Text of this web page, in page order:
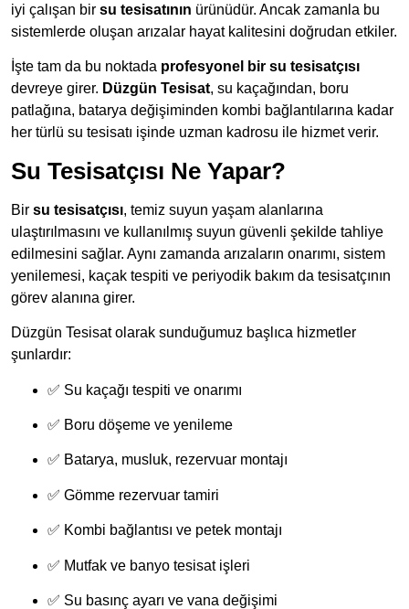
iyi çalışan bir su tesisatının ürünüdür. Ancak zamanla bu
sistemlerde oluşan arızalar hayat kalitesini doğrudan etkiler.
İşte tam da bu noktada profesyonel bir su tesisatçısı
devreye girer. Düzgün Tesisat, su kaçağından, boru
patlağına, batarya değişiminden kombi bağlantılarına kadar
her türlü su tesisatı işinde uzman kadrosu ile hizmet verir.
Su Tesisatçısı Ne Yapar?
Bir su tesisatçısı, temiz suyun yaşam alanlarına
ulaştırılmasını ve kullanılmış suyun güvenli şekilde tahliye
edilmesini sağlar. Aynı zamanda arızaların onarımı, sistem
yenilemesi, kaçak tespiti ve periyodik bakım da tesisatçının
görev alanına girer.
Düzgün Tesisat olarak sunduğumuz başlıca hizmetler
şunlardır:
✅ Su kaçağı tespiti ve onarımı
✅ Boru döşeme ve yenileme
✅ Batarya, musluk, rezervuar montajı
✅ Gömme rezervuar tamiri
✅ Kombi bağlantısı ve petek montajı
✅ Mutfak ve banyo tesisat işleri
✅ Su basınç ayarı ve vana değişimi